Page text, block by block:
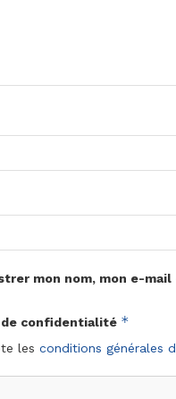
mon nom, mon e-
confidentialité *
les conditions générales